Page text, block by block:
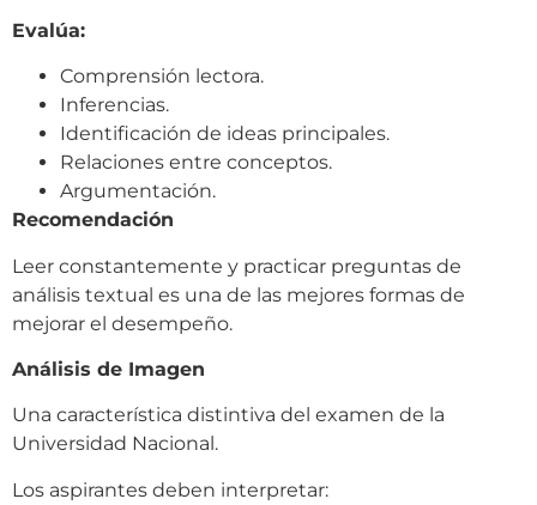
Evalúa:
Comprensión lectora.
Inferencias.
Identificación de ideas principales.
Relaciones entre conceptos.
Argumentación.
Recomendación
Leer constantemente y practicar preguntas de
análisis textual es una de las mejores formas de
mejorar el desempeño.
Análisis de Imagen
Una característica distintiva del examen de la
Universidad Nacional.
Los aspirantes deben interpretar: